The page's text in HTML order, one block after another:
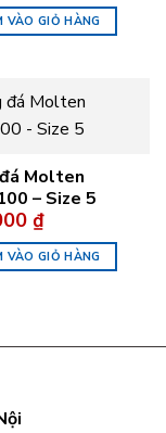
VÀO GIỎ HÀNG
Molten
– Size 5
₫
VÀO GIỎ HÀNG